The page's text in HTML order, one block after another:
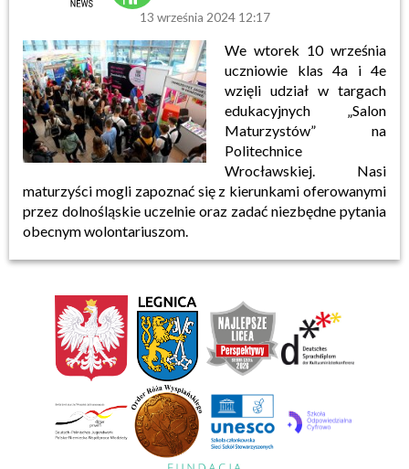
13 września 2024 12:17
We wtorek 10 września
uczniowie klas 4a i 4e
wzięli udział w targach
edukacyjnych „Salon
Maturzystów” na
Politechnice
Wrocławskiej. Nasi
maturzyści mogli zapoznać się z kierunkami oferowanymi
przez dolnośląskie uczelnie oraz zadać niezbędne pytania
obecnym wolontariuszom.